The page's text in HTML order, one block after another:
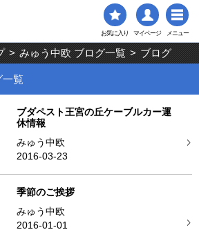
お気に入り マイページ メニュー
> みゅう中欧 ブログ一覧 > ブログ
一覧
ブダペスト王宮の丘ケーブルカー運
休情報
みゅう中欧
2016-03-23
季節のご挨拶
みゅう中欧
2016-01-01